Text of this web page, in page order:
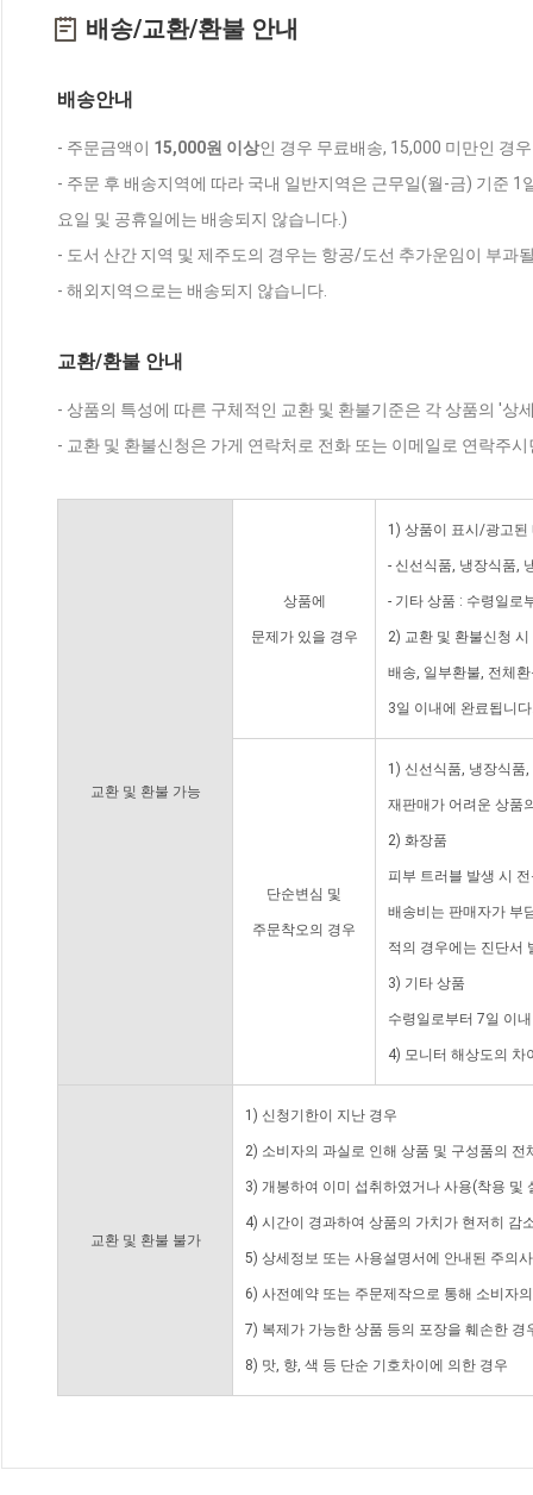
배송/교환/환불 안내
배송안내
- 주문금액이 15,000원 이상인 경우 무료배송, 15,000 미만인 경
- 주문 후 배송지역에 따라 국내 일반지역은 근무일(월-금) 기준
요일 및 공휴일에는 배송되지 않습니다.)
- 도서 산간 지역 및 제주도의 경우는 항공/도선 추가운임이 부과
- 해외지역으로는 배송되지 않습니다.
교환/환불 안내
- 상품의 특성에 따른 구체적인 교환 및 환불기준은 각 상품의 '상
- 교환 및 환불신청은 가게 연락처로 전화 또는 이메일로 연락주
교환 및 환불 가능
상품에
문제가 있을 경우
1) 상품이 표시/광고된
- 신선식품, 냉장식품,
- 기타 상품 : 수령일로
2) 교환 및 환불신청
배송, 일부환불, 전체
3일 이내에 완료됩니
단순변심 및
주문착오의 경우
1) 신선식품, 냉장식품
재판매가 어려운 상품
2) 화장품
피부 트러블 발생 시
배송비는 판매자가 부
적의 경우에는 진단서
3) 기타 상품
수령일로부터 7일 이
4) 모니터 해상도의 차
교환 및 환불 불가
1) 신청기한이 지난 경우
2) 소비자의 과실로 인해 상품 및 구성품의
3) 개봉하여 이미 섭취하였거나 사용(착용 및
4) 시간이 경과하여 상품의 가치가 현저히 감
5) 상세정보 또는 사용설명서에 안내된 주의
6) 사전예약 또는 주문제작으로 통해 소비자
7) 복제가 가능한 상품 등의 포장을 훼손한 경
8) 맛, 향, 색 등 단순 기호차이에 의한 경우